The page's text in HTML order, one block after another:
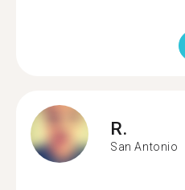
R.
San Antonio